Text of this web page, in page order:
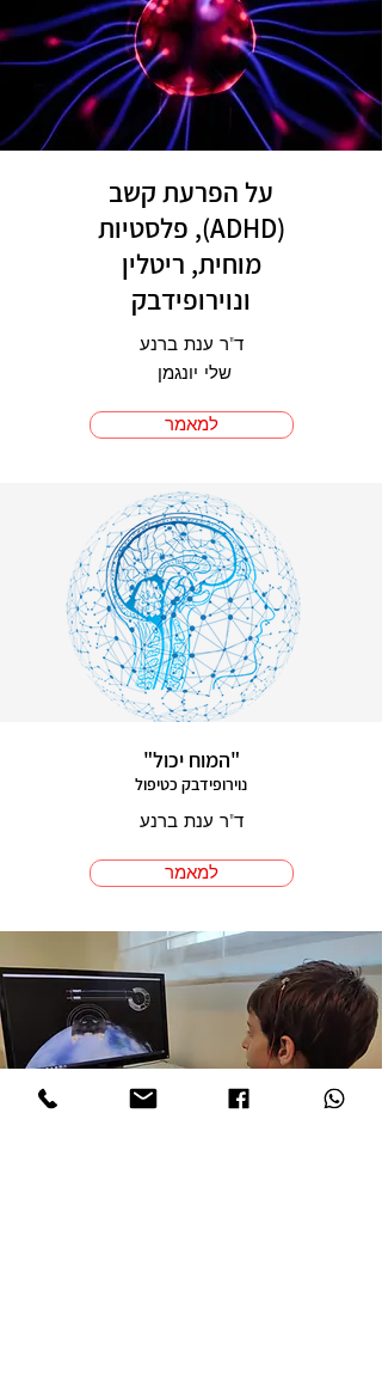
על הפרעת קשב
(ADHD), פלסטיות
מוחית, ריטלין
ונוירופידבק
ד"ר ענת ברנע
שלי יונגמן
למאמר
"המוח יכול"
נוירופידבק כטיפול
ד"ר ענת ברנע
למאמר